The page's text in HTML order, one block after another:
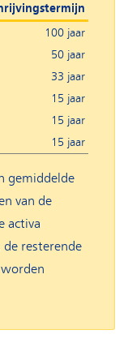
100 jaar
50 jaar
33 jaar
15 jaar
15 jaar
15 jaar
gemiddelde
van de
activa
resterende